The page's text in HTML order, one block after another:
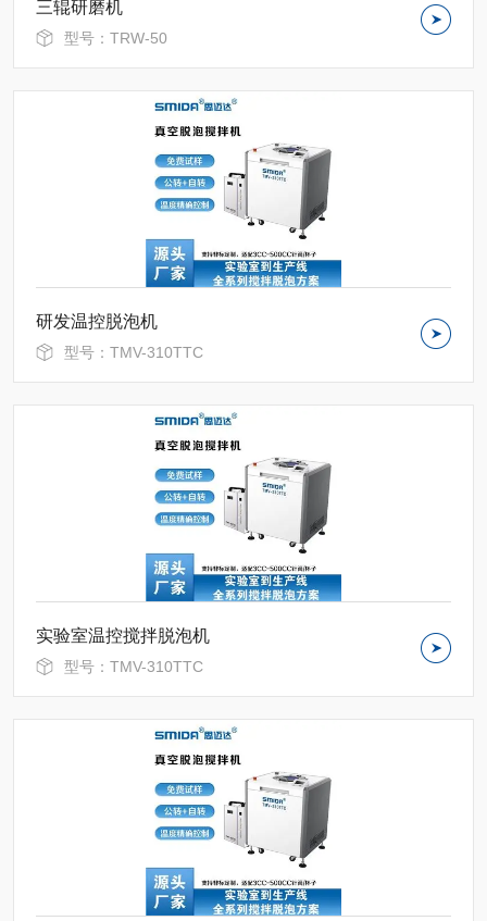
三辊研磨机
型号：TRW-50
研发温控脱泡机
型号：TMV-310TTC
实验室温控搅拌脱泡机
型号：TMV-310TTC